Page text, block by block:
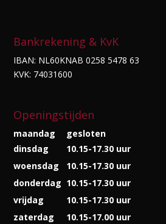
Bankrekening & KvK
IBAN: NL60KNAB 0258 5478 63
KVK: 74031600
Openingstijden
maandag
gesloten
dinsdag
10.15-17.30 uur
woensdag
10.15-17.30 uur
donderdag 10.15-17.30 uur
vrijdag
10.15-17.30 uur
zaterdag
10.15-17.00 uur